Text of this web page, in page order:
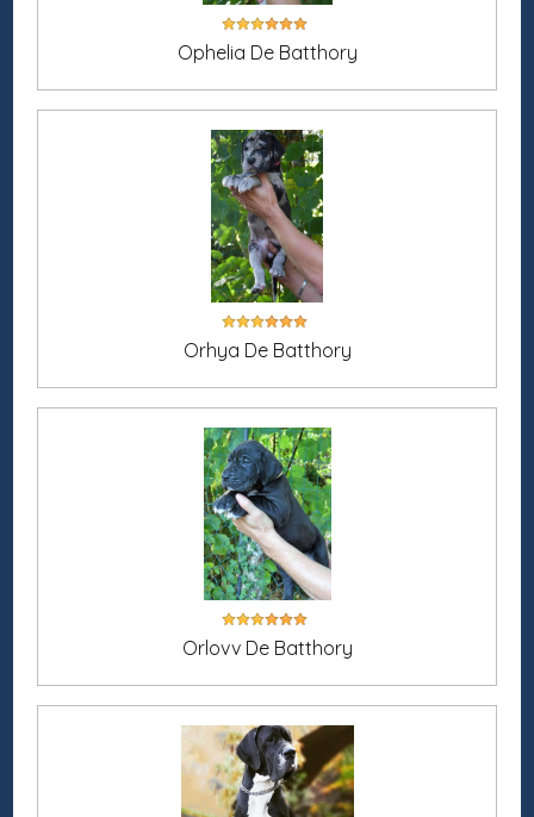
Ophelia De Batthory
Orhya De Batthory
Orlovv De Batthory